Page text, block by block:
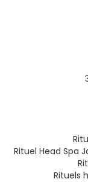
Rituel Head Spa
Rituels